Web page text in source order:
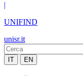
|
UNIFIND
unisr.it
IT EN